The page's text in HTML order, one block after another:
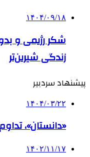
۱۴۰۴/۰۹/۱۸
شکر رژیمی و
زندگی شیرین‌تر
پیشنهاد سردبیر
۱۴۰۴/۰۳/۲۲
«دانستان»،
۱۴۰۲/۱۱/۱۷